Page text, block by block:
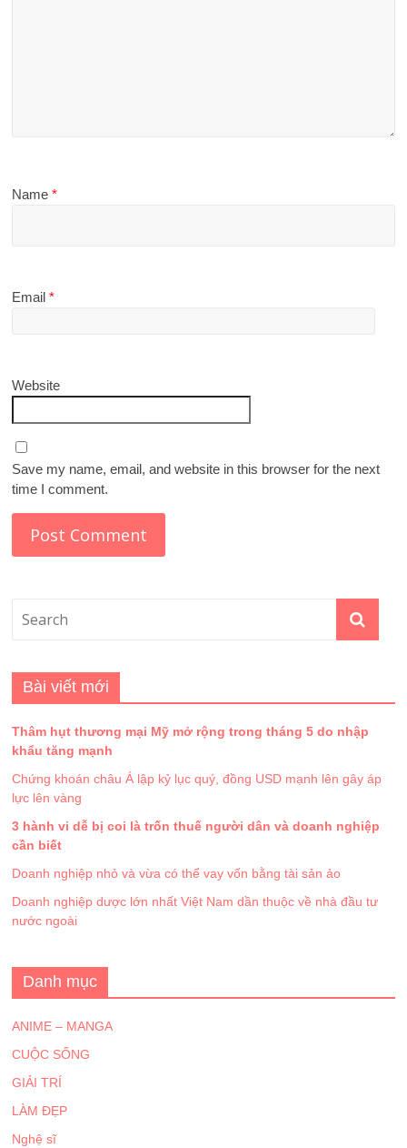
Name*
Email*
Website
Save my name, email, and website in this browser for the next
time I comment.
Bài viết mới
Thâm hụt thương mại Mỹ mở rộng trong tháng 5 do nhập
khẩu tăng mạnh
Chứng khoán châu Á lập kỷ lục quý, đồng USD mạnh lên gây áp
lực lên vàng
3 hành vi dễ bị coi là trốn thuế người dân và doanh nghiệp
cần biết
Doanh nghiệp nhỏ và vừa có thể vay vốn bằng tài sản ảo
Doanh nghiệp dược lớn nhất Việt Nam dần thuộc về nhà đầu tư
nước ngoài
Danh mục
ANIME – MANGA
CUỘC SỐNG
GIẢI TRÍ
LÀM ĐẸP
Nghệ sĩ